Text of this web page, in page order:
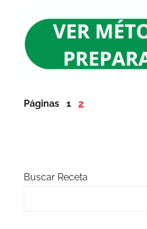
Páginas 1 2
Buscar Receta